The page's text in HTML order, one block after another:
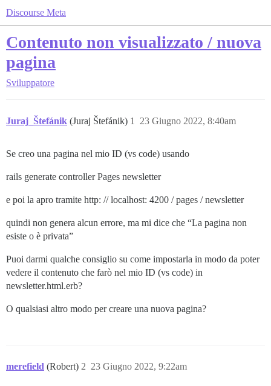
Discourse Meta
Contenuto non visualizzato / nuova
pagina
Sviluppatore
Juraj_Štefánik (Juraj Štefánik) 23 Giugno 2022, 8:40am
1
Se creo una pagina nel mio ID (vs code) usando
rails generate controller Pages newsletter
e poi la apro tramite http: // localhost: 4200 / pages / newsletter
quindi non genera alcun errore, ma mi dice che “La pagina non
esiste o è privata”
Puoi darmi qualche consiglio su come impostarla in modo da poter
vedere il contenuto che farò nel mio ID (vs code) in
newsletter.html.erb?
O qualsiasi altro modo per creare una nuova pagina?
merefield (Robert) 23 Giugno 2022, 9:22am
2